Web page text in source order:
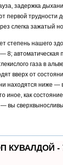
за­держка
первой
слегка зажатый
степень нашего
8;
газа в
вверх от
находятся ниже
иное, как
— вы
КУВАЛДОЙ -